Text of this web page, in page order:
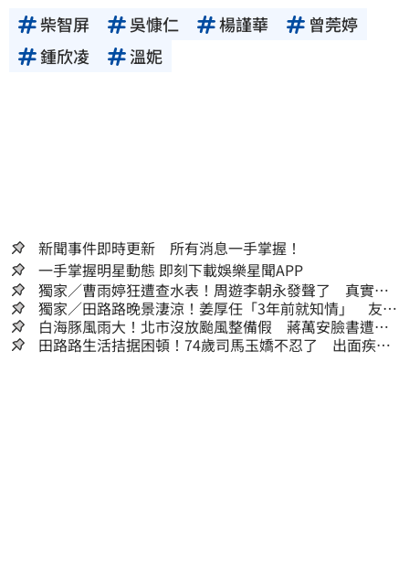
柴智屏 吳慷仁 楊謹華
曾莞婷
鍾欣凌
溫妮
新聞事件即時更新 所有消息一手掌握！
一手掌握明星動態 即刻下載娛樂星聞APP
獨家／曹雨婷狂遭查水表！周遊李朝永發聲了 真實看
法曝光
獨家／田路路晚景淒涼！姜厚任「3年前就知情」 友人
私下援助內幕曝光
白海豚風雨大！北市沒放颱風整備假 蔣萬安臉書遭網
友灌爆：標準在哪？
田路路生活拮据困頓！74歲司馬玉嬌不忍了 出面疾呼1